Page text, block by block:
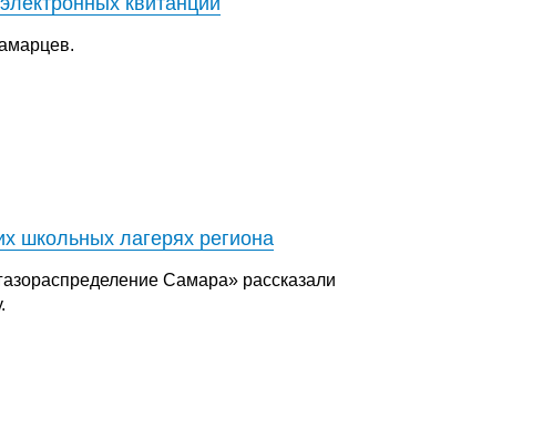
школьных лагерях региона
Самара» рассказали